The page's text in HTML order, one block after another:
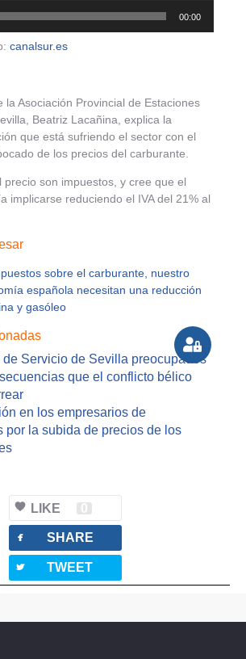
00:00
canalsur.es
la Asociación Provincial de Estaciones
Beatriz Lacañina, explica la
que está sufriendo el sector con el
de los precios del carburante.
precio son impuestos, y cree que el
implicarse reduciendo el IVA del 21% al
sobre el carburante, nuestro
española necesitan una reducción
y gasóleo
de Servicio de Sevilla preocupados
que el conflicto bélico
en los empresarios de
por la subida de precios de los
LIKE 0
facebook SHARE
twitterbird TWEET